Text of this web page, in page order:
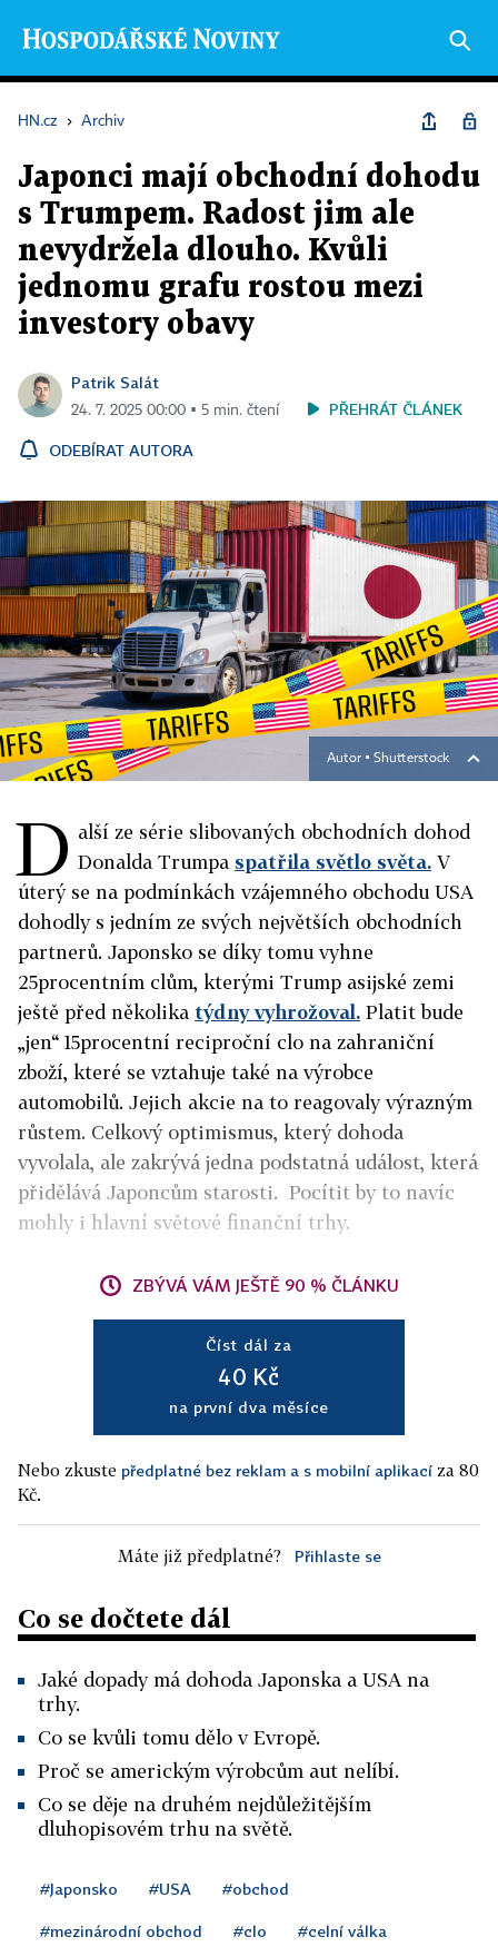
HN.cz › Archiv
Japonci mají obchodní dohodu
s Trumpem. Radost jim ale
nevydržela dlouho. Kvůli
jednomu grafu rostou mezi
investory obavy
Patrik Salát
24. 7. 2025 00:00 ▪ 5 min. čtení PŘEHRÁT ČLÁNEK
ODEBÍRAT AUTORA
Autor ▪ Shutterstock
D alší ze série slibovaných obchodních dohod
Donalda Trumpa spatřila světlo světa. V
úterý se na podmínkách vzájemného obchodu USA
dohodly s jedním ze svých největších obchodních
partnerů. Japonsko se díky tomu vyhne
25procentním clům, kterými Trump asijské zemi
ještě před několika týdny vyhrožoval. Platit bude
„jen“ 15procentní reciproční clo na zahraniční
zboží, které se vztahuje také na výrobce
automobilů. Jejich akcie na to reagovaly výrazným
růstem. Celkový optimismus, který dohoda
vyvolala, ale zakrývá jedna podstatná událost, která
přidělává Japoncům starosti. Pocítit by to navíc
mohly i hlavní světové finanční trhy.
ZBÝVÁ VÁM JEŠTĚ 90 % ČLÁNKU
Číst dál za
40 Kč
na první dva měsíce
Nebo zkuste předplatné bez reklam a s mobilní aplikací za 80
Kč.
Máte již předplatné? Přihlaste se
Co se dočtete dál
Jaké dopady má dohoda Japonska a USA na
trhy.
Co se kvůli tomu dělo v Evropě.
Proč se americkým výrobcům aut nelíbí.
Co se děje na druhém nejdůležitějším
dluhopisovém trhu na světě.
#Japonsko #USA #obchod
#mezinárodní obchod #clo #celní válka